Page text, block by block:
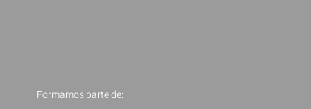
Formamos parte de: